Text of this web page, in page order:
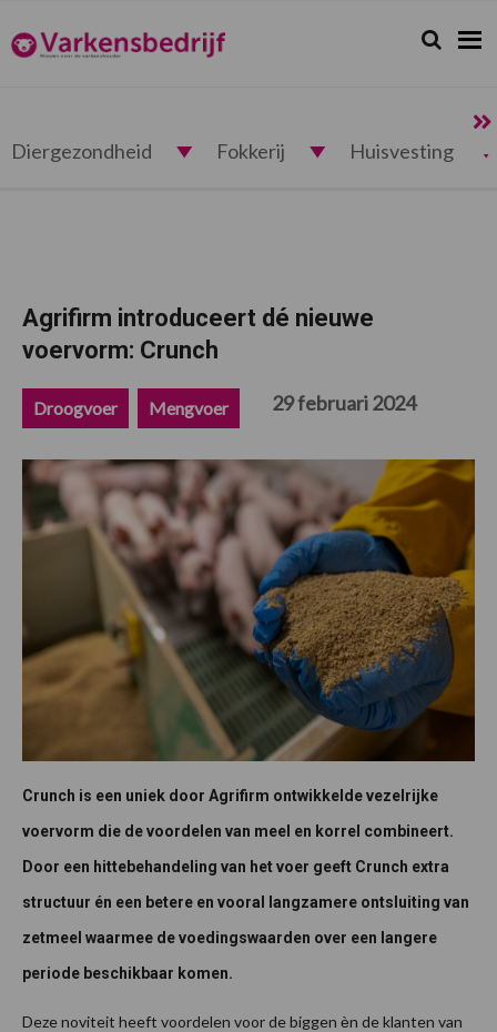
de
hoofdnavigatie
de
hoofd
de
eerste
de
voettekst
Varkensbedrijf.nl Zoeken...
Zoek
Diergezondheid Fokkerij Huisvesting
Agrifirm introduceert dé nieuwe
voervorm: Crunch
Droogvoer Mengvoer 29 februari 2024
Crunch is een uniek door Agrifirm ontwikkelde vezelrijke
voervorm die de voordelen van meel en korrel combineert.
Door een hittebehandeling van het voer geeft Crunch extra
structuur én een betere en vooral langzamere ontsluiting van
zetmeel waarmee de voedingswaarden over een langere
periode beschikbaar komen.
Deze noviteit heeft voordelen voor de biggen ѐn de klanten van